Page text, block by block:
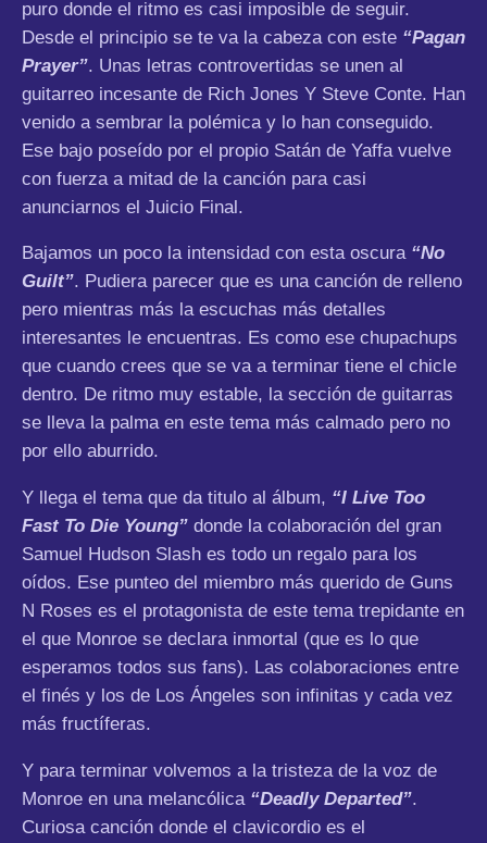
puro donde el ritmo es casi imposible de seguir.
Desde el principio se te va la cabeza con este “Pagan
Prayer”. Unas letras controvertidas se unen al
guitarreo incesante de Rich Jones Y Steve Conte. Han
venido a sembrar la polémica y lo han conseguido.
Ese bajo poseído por el propio Satán de Yaffa vuelve
con fuerza a mitad de la canción para casi
anunciarnos el Juicio Final.
Bajamos un poco la intensidad con esta oscura “No
Guilt”. Pudiera parecer que es una canción de relleno
pero mientras más la escuchas más detalles
interesantes le encuentras. Es como ese chupachups
que cuando crees que se va a terminar tiene el chicle
dentro. De ritmo muy estable, la sección de guitarras
se lleva la palma en este tema más calmado pero no
por ello aburrido.
Y llega el tema que da titulo al álbum, “I Live Too
Fast To Die Young” donde la colaboración del gran
Samuel Hudson Slash es todo un regalo para los
oídos. Ese punteo del miembro más querido de Guns
N Roses es el protagonista de este tema trepidante en
el que Monroe se declara inmortal (que es lo que
esperamos todos sus fans). Las colaboraciones entre
el finés y los de Los Ángeles son infinitas y cada vez
más fructíferas.
Y para terminar volvemos a la tristeza de la voz de
Monroe en una melancólica “Deadly Departed”.
Curiosa canción donde el clavicordio es el